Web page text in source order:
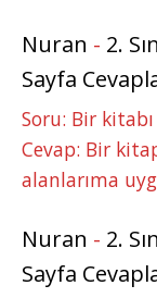
Nuran - 2.
Sayfa
Soru: Bir
Cevap: Bir
alanlarıma
Nuran - 2.
Sayfa